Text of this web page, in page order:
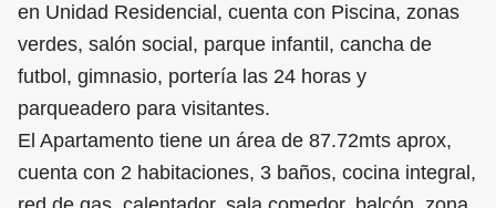
en Unidad Residencial, cuenta con Piscina, zonas
verdes, salón social, parque infantil, cancha de
futbol, gimnasio, portería las 24 horas y
parqueadero para visitantes.
El Apartamento tiene un área de 87.72mts aprox,
cuenta con 2 habitaciones, 3 baños, cocina integral,